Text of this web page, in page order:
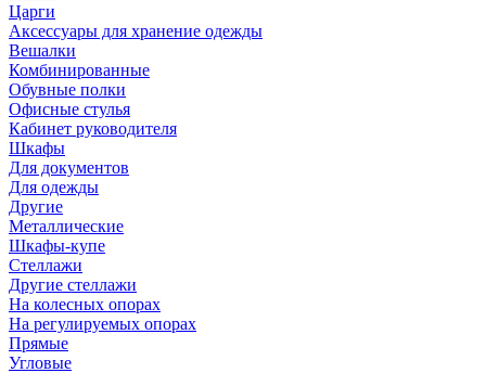
Царги
Аксессуары для хранение одежды
Вешалки
Комбинированные
Обувные полки
Офисные стулья
Кабинет руководителя
Шкафы
Для документов
Для одежды
Другие
Металлические
Шкафы-купе
Стеллажи
Другие стеллажи
На колесных опорах
На регулируемых опорах
Прямые
Угловые